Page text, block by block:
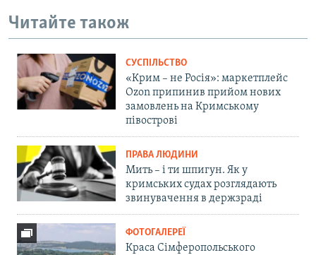
Читайте також
СУСПІЛЬСТВО
«Крим – не Росія»: маркетплейс
Ozon припинив прийом нових
замовлень на Кримському
півострові
ПРАВА ЛЮДИНИ
Мить – і ти шпигун. Як у
кримських судах розглядають
звинувачення в держзраді
ФОТОГАЛЕРЕЇ
Краса Сімферопольського